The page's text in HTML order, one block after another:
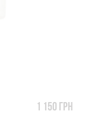
1 150 грн